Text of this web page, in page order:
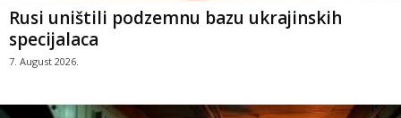
Rusi uništili podzemnu bazu ukrajinskih
specijalaca
7. August 2026.